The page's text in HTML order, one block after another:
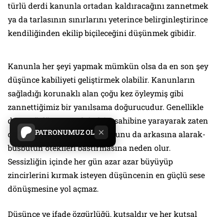
PATRONUMUZ OL
türlü derdi kanunla ortadan kaldıracağını zannetmek
ya da tarlasının sınırlarını yeterince belirginleştirince
kendiliğinden ekilip biçileceğini düşünmek gibidir.
Kanunla her şeyi yapmak mümkün olsa da en son şey
düşünce kabiliyeti geliştirmek olabilir. Kanunların
sağladığı korunaklı alan çoğu kez öyleymiş gibi
zannettiğimiz bir yanılsama doğurucudur. Genellikle
de en güçlüye, en çok imkân sahibine yarayarak zaten
duyulan seslerin -bu kez kanunu da arkasına alarak-
büsbütün ötekileri bastırmasına neden olur.
Sessizliğin içinde her gün azar azar büyüyüp
zincirlerini kırmak isteyen düşüncenin en güçlü sese
dönüşmesine yol açmaz.
Düşünce ve ifade özgürlüğü, kutsaldır ve her kutsal